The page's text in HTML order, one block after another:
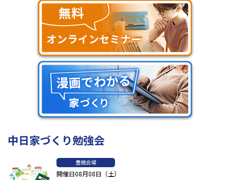
中日家づくり勉強会
豊橋会場
開催日08月08日（土）